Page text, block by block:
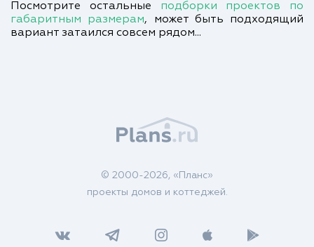
Посмотрите остальные подборки проектов по
габаритным размерам, может быть подходящий
вариант затаился совсем рядом...
© 2000-2026, «Планс»
проекты домов и коттеджей.